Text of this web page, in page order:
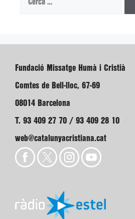
Fundació Missatge Humà i Cristià
Comtes de Bell-lloc, 67-69
08014 Barcelona
T. 93 409 27 70 / 93 409 28 10
web@catalunyacristiana.cat